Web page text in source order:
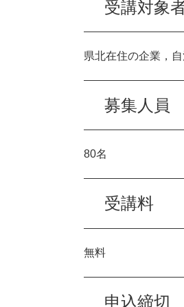
受講対象
県北在住の企業，
募集人員
80名
受講料
無料
申込締切